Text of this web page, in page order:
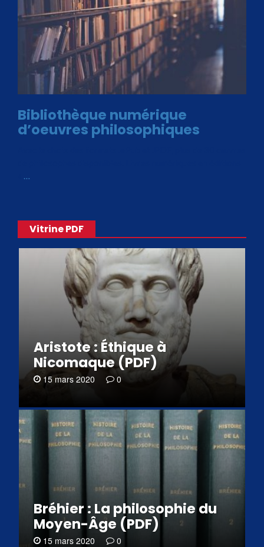
Bibliothèque numérique
d’oeuvres philosophiques
…
Vitrine PDF
Aristote : Éthique à
Nicomaque (PDF)
15 mars 2020 0
Bréhier : La philosophie du
Moyen-Âge (PDF)
15 mars 2020 0